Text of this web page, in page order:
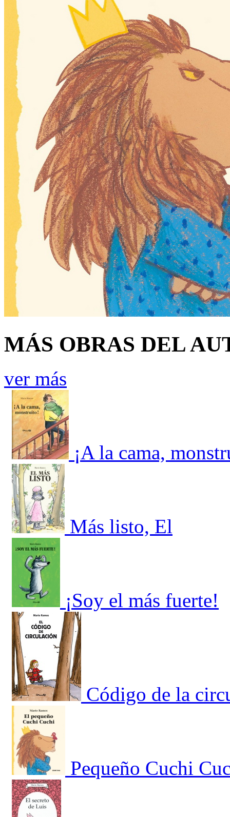
MÁS OBRAS DEL
ver más
¡A la cama,
Más listo, El
¡Soy el más fuerte!
Código de la
Pequeño Cuchi